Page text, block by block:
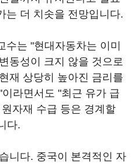
는 더 치솟을 전망입니다.
는 "현대자동차는 이미
동성이 크지 않을 것으로
재 상당히 높아진 금리를
라면서도 "최근 유가 급
자재 수급 등은 경계할
다.
니다. 중국이 본격적인 자